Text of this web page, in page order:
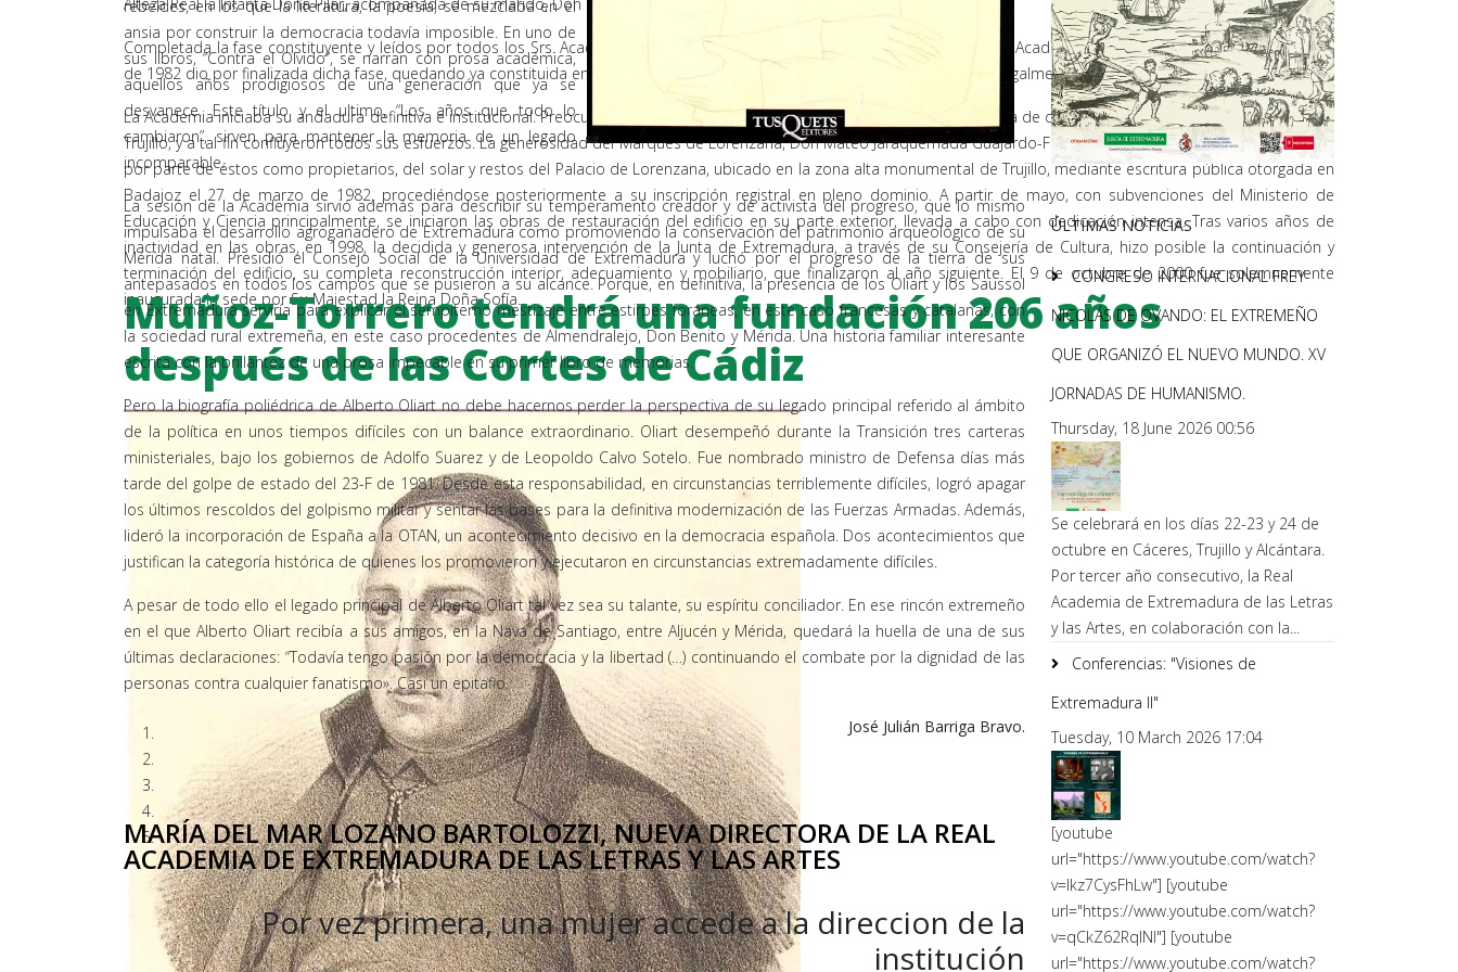
Completada la fase constituyente y leídos por todos los Srs. Académicos anteriormente citados sus discursos de ingreso, la Academia, a partir de la Junta del 8 de mayo
de 1982 dio por finalizada dicha fase, quedando ya constituida en forma autónoma, con todas las prerrogativas y derechos legalmente conferidos.
La Academia iniciaba su andadura definitiva e institucional. Preocupación de sus miembros, y desde el principio, fue siempre la de disponer de sede propia en la ciudad de
Trujillo, y a tal fin confluyeron todos sus esfuerzos. La generosidad del Marqués de Lorenzana, Don Mateo Jaraquemada Guajardo-Fajardo y su familia, propició la donación,
por parte de éstos como propietarios, del solar y restos del Palacio de Lorenzana, ubicado en la zona alta monumental de Trujillo, mediante escritura pública otorgada en
Badajoz el 27 de marzo de 1982, procediéndose posteriormente a su inscripción registral en pleno dominio. A partir de mayo, con subvenciones del Ministerio de
Educación y Ciencia principalmente, se iniciaron las obras de restauración del edificio en su parte exterior, llevada a cabo con dedicación intensa. Tras varios años de
inactividad en las obras, en 1998, la decidida y generosa intervención de la Junta de Extremadura, a través de su Consejería de Cultura, hizo posible la continuación y
terminación del edificio, su completa reconstrucción interior, adecuamiento y mobiliario, que finalizaron al año siguiente. El 9 de octubre de 2000 fue solemnemente
inaugurada la sede por Su Majestad la Reina Doña Sofía.
Muñoz-Torrero tendrá una fundación 206 años
después de las Cortes de Cádiz
rebeldes, en los que la literatura, la poesía, se mezclaba en el
ansia por construir la democracia todavía imposible. En uno de
sus libros, “Contra el Olvido”, se narran con prosa académica,
aquellos años prodigiosos de una generación que ya se
desvanece. Este título y el ultimo, “Los años que todo lo
cambiaron”, sirven para mantener la memoria de un legado
incomparable.
La sesión de la Academia sirvió además para describir su temperamento creador y de activista del progreso, que lo mismo
impulsaba el desarrollo agroganadero de Extremadura como promoviendo la conservación del patrimonio arqueológico de su
Mérida natal. Presidió el Consejo Social de la Universidad de Extremadura y luchó por el progreso de la tierra de sus
antepasados en todos los campos que se pusieron a su alcance. Porque, en definitiva, la presencia de los Oliart y los Saussol
en Extremadura serviría para explicar el sempiterno mestizaje entre estirpes foráneas, en este caso francesas y catalanas, con
la sociedad rural extremeña, en este caso procedentes de Almendralejo, Don Benito y Mérida. Una historia familiar interesante
escrita con la brillantez de una prosa impecable en su primer libro de memorias.
Pero la biografía poliédrica de Alberto Oliart no debe hacernos perder la perspectiva de su legado principal referido al ámbito
de la política en unos tiempos difíciles con un balance extraordinario. Oliart desempeñó durante la Transición tres carteras
ministeriales, bajo los gobiernos de Adolfo Suarez y de Leopoldo Calvo Sotelo. Fue nombrado ministro de Defensa días más
tarde del golpe de estado del 23-F de 1981. Desde esta responsabilidad, en circunstancias terriblemente difíciles, logró apagar
los últimos rescoldos del golpismo militar y sentar las bases para la definitiva modernización de las Fuerzas Armadas. Además,
lideró la incorporación de España a la OTAN, un acontecimiento decisivo en la democracia española. Dos acontecimientos que
justifican la categoría histórica de quienes los promovieron y ejecutaron en circunstancias extremadamente difíciles.
A pesar de todo ello el legado principal de Alberto Oliart tal vez sea su talante, su espíritu conciliador. En ese rincón extremeño
en el que Alberto Oliart recibía a sus amigos, en la Nava de Santiago, entre Aljucén y Mérida, quedará la huella de una de sus
últimas declaraciones: “Todavía tengo pasión por la democracia y la libertad (…) continuando el combate por la dignidad de las
personas contra cualquier fanatismo». Casi un epitafio.
José Julián Barriga Bravo.
MARÍA DEL MAR LOZANO BARTOLOZZI, NUEVA DIRECTORA DE LA REAL
ACADEMIA DE EXTREMADURA DE LAS LETRAS Y LAS ARTES
Por vez primera, una mujer accede a la direccion de la
institución
ÚLTIMAS NOTICIAS
CONGRESO INTERNACIONAL FREY
NICOLÁS DE OVANDO: EL EXTREMEÑO
QUE ORGANIZÓ EL NUEVO MUNDO. XV
JORNADAS DE HUMANISMO.
Thursday, 18 June 2026 00:56
Se celebrará en los días 22-23 y 24 de
octubre en Cáceres, Trujillo y Alcántara.
Por tercer año consecutivo, la Real
Academia de Extremadura de las Letras
y las Artes, en colaboración con la...
Conferencias: "Visiones de
Extremadura II"
Tuesday, 10 March 2026 17:04
[youtube
url="https://www.youtube.com/watch?
v=lkz7CysFhLw"] [youtube
url="https://www.youtube.com/watch?
v=qCkZ62RqlNI"] [youtube
url="https://www.youtube.com/watch?